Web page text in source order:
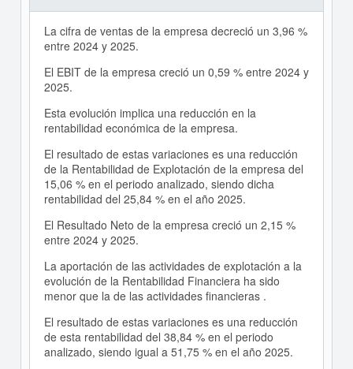
La cifra de ventas de la empresa decreció un 3,96 %
entre 2024 y 2025.
El EBIT de la empresa creció un 0,59 % entre 2024 y
2025.
Esta evolución implica una reducción en la
rentabilidad económica de la empresa.
El resultado de estas variaciones es una reducción
de la Rentabilidad de Explotación de la empresa del
15,06 % en el periodo analizado, siendo dicha
rentabilidad del 25,84 % en el año 2025.
El Resultado Neto de la empresa creció un 2,15 %
entre 2024 y 2025.
La aportación de las actividades de explotación a la
evolución de la Rentabilidad Financiera ha sido
menor que la de las actividades financieras .
El resultado de estas variaciones es una reducción
de esta rentabilidad del 38,84 % en el periodo
analizado, siendo igual a 51,75 % en el año 2025.